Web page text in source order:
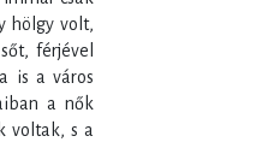
hölgy volt,
férjével
is a város
a nők
voltak, s a